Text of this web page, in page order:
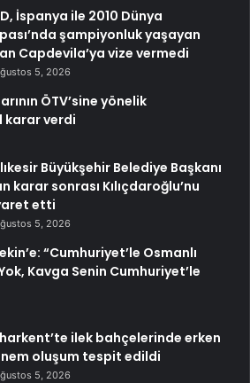
İspanya ile 2010 Dünya
şampiyonluk yaşayan
Capdevila’ya vize vermedi
5, 2026
ÖTV’sine yönelik
karar verdi
Büyükşehir Belediye Başkanı
karar sonrası Kılıçdaroğlu’nu
etti
5, 2026
“Cumhuriyet’le Osmanlı
Kavga Senin Cumhuriyet’le
ilek bahçelerinde erken
oluşum tespit edildi
5, 2026